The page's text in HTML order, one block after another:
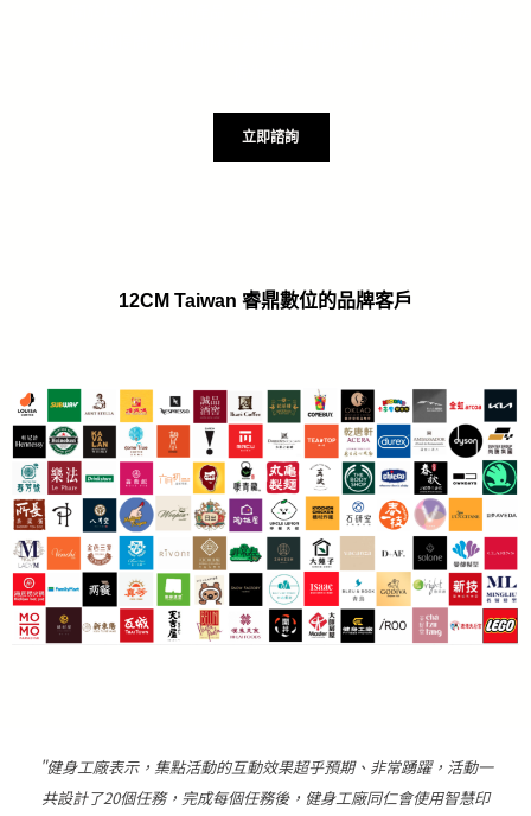
立即諮詢
12CM Taiwan 睿鼎數位的品牌客戶
“丸亀製麺表示，Echoss會員集點系統上線後2個月內，累計每日
集點人次已達6.7萬人，集點人數達4.7萬人，達成235%的目標集點